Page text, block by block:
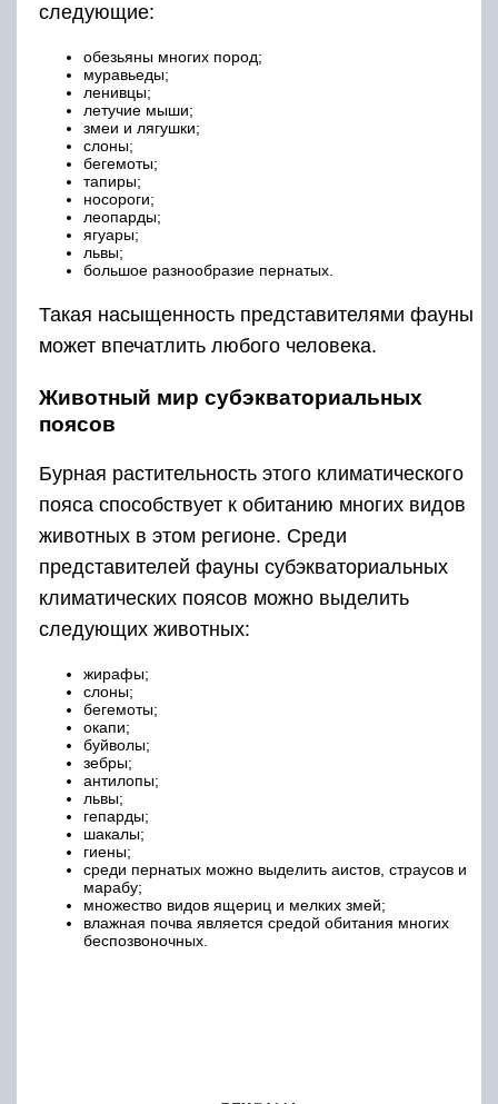
следующие:
обезьяны многих пород;
муравьеды;
ленивцы;
летучие мыши;
змеи и лягушки;
слоны;
бегемоты;
тапиры;
носороги;
леопарды;
ягуары;
львы;
большое разнообразие пернатых.
Такая насыщенность представителями фауны
может впечатлить любого человека.
Животный мир субэкваториальных
поясов
Бурная растительность этого климатического
пояса способствует к обитанию многих видов
животных в этом регионе. Среди
представителей фауны субэкваториальных
климатических поясов можно выделить
следующих животных:
жирафы;
слоны;
бегемоты;
окапи;
буйволы;
зебры;
антилопы;
львы;
гепарды;
шакалы;
гиены;
среди пернатых можно выделить аистов, страусов и
марабу;
множество видов ящериц и мелких змей;
влажная почва является средой обитания многих
беспозвоночных.